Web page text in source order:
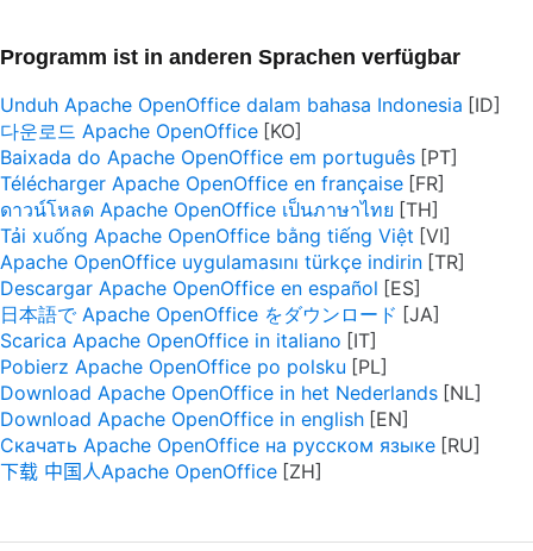
Programm ist in anderen Sprachen verfügbar
Unduh Apache OpenOffice dalam bahasa Indonesia
다운로드 Apache OpenOffice
Baixada do Apache OpenOffice em português
Télécharger Apache OpenOffice en française
ดาวน์โหลด Apache OpenOffice เป็นภาษาไทย
Tải xuống Apache OpenOffice bằng tiếng Việt
Apache OpenOffice uygulamasını türkçe indirin
Descargar Apache OpenOffice en español
日本語で Apache OpenOffice をダウンロード
Scarica Apache OpenOffice in italiano
Pobierz Apache OpenOffice po polsku
Download Apache OpenOffice in het Nederlands
Download Apache OpenOffice in english
Скачать Apache OpenOffice на русском языке
下载 中国人Apache OpenOffice